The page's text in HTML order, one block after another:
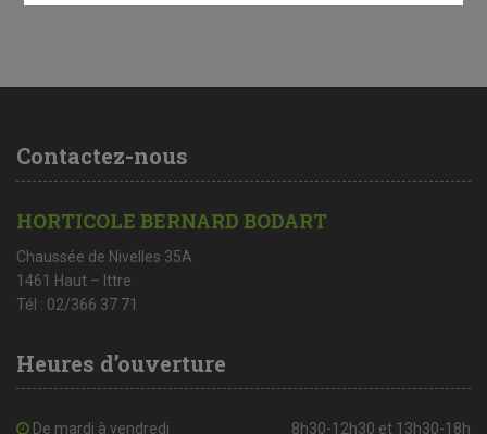
Contactez-nous
HORTICOLE BERNARD BODART
Chaussée de Nivelles 35A
1461 Haut – Ittre
Tél : 02/366 37 71
Heures d’ouverture
De mardi à vendredi 8h30-12h30 et 13h30-18h